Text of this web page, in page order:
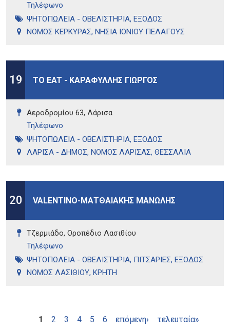
Τηλέφωνo
ΨΗΤΟΠΩΛΕΙΑ - ΟΒΕΛΙΣΤΗΡΙΑ, ΕΞΟΔΟΣ
ΝΟΜΟΣ ΚΕΡΚΥΡΑΣ, ΝΗΣΙΑ ΙΟΝΙΟΥ ΠΕΛΑΓΟΥΣ
19 TO EAT - ΚΑΡΑΦΥΛΛΗΣ ΓΙΩΡΓΟΣ
Αεροδρομίου 63, Λάρισα
Τηλέφωνo
ΨΗΤΟΠΩΛΕΙΑ - ΟΒΕΛΙΣΤΗΡΙΑ, ΕΞΟΔΟΣ
ΛΑΡΙΣΑ - ΔΗΜΟΣ, ΝΟΜΟΣ ΛΑΡΙΣΑΣ, ΘΕΣΣΑΛΙΑ
20 VALENTINO-ΜΑΤΘΑΙΑΚΗΣ ΜΑΝΩΛΗΣ
Τζερμιάδο, Οροπέδιο Λασιθίου
Τηλέφωνo
ΨΗΤΟΠΩΛΕΙΑ - ΟΒΕΛΙΣΤΗΡΙΑ, ΠΙΤΣΑΡΙΕΣ, ΕΞΟΔΟΣ
ΝΟΜΟΣ ΛΑΣΙΘΙΟΥ, ΚΡΗΤΗ
1 2 3 4 5 6 επόμενη› τελευταία»